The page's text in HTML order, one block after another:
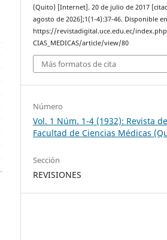
(Quito) [Internet]. 20 de julio de 2017
agosto de 2026];1(1-4):37-46. Disponible
https://revistadigital.uce.edu.ec/
CIAS_MEDICAS/article/view/80
Más formatos de cita
Número
Vol. 1 Núm. 1-4 (1932): Revista
Facultad de Ciencias Médicas
Sección
REVISIONES